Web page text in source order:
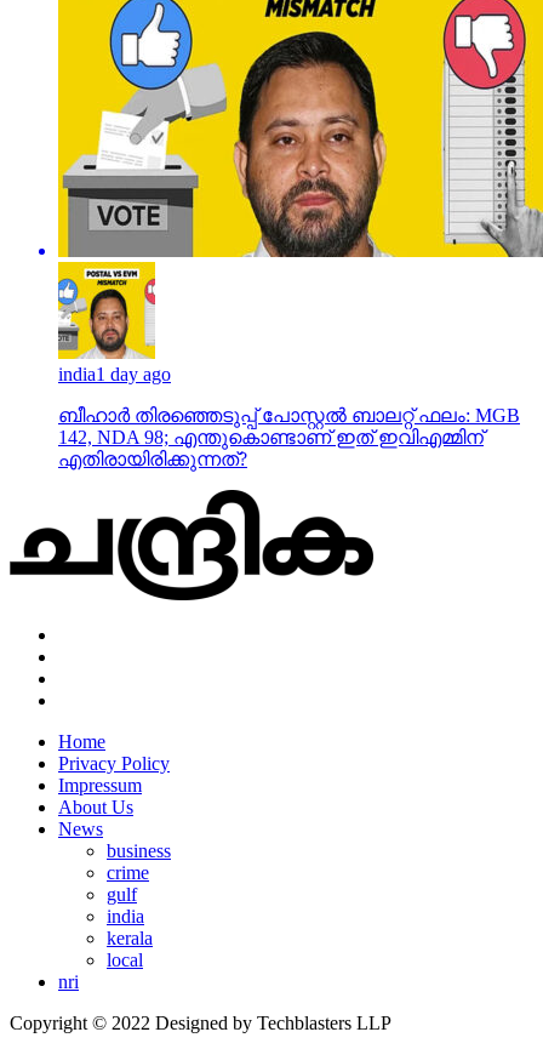
india1 day ago
ബീഹാർ തിരഞ്ഞെടുപ്പ് പോസ്റ്റൽ ബാലറ്റ് ഫലം: MGB
142, NDA 98; എന്തുകൊണ്ടാണ് ഇത് ഇവിഎമ്മിന്
എതിരായിരിക്കുന്നത്?
Home
Privacy Policy
Impressum
About Us
News
business
crime
gulf
india
kerala
local
nri
Copyright © 2022 Designed by Techblasters LLP